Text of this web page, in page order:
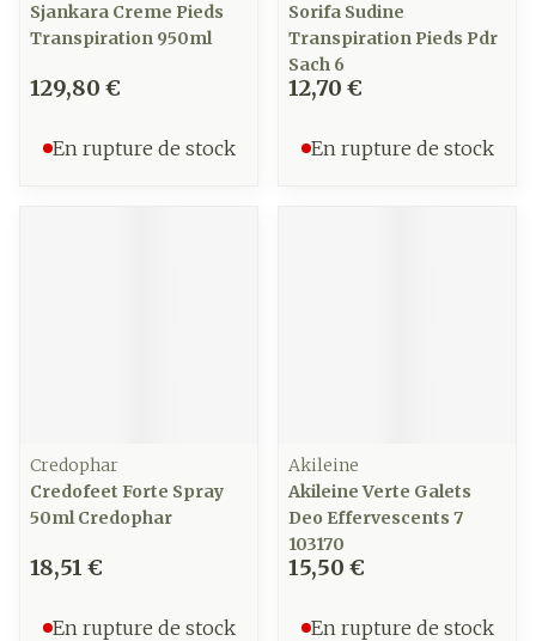
Sjankara Creme Pieds
Transpiration 950ml
129,80 €
En rupture de stock
Sorifa Sudine
Transpiration Pieds Pdr
Sach 6
12,70 €
En rupture de stock
Credophar
Credofeet Forte Spray
50ml Credophar
18,51 €
En rupture de stock
Akileine
Akileine Verte Galets
Deo Effervescents 7
103170
15,50 €
En rupture de stock